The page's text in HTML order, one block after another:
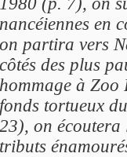
nancéiennes en
on partira vers
côtés des plus
hommage à
fonds tortueux
23), on écoutera
tributs